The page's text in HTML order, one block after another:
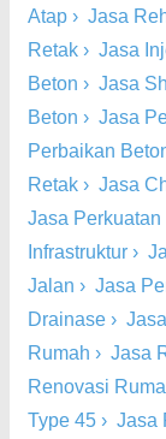
Atap › Jasa
Retak › Jasa
Beton › Jasa
Beton › Jasa
Perbaikan
Retak › Jasa
Jasa Perkuatan
Infrastruktur ›
Jalan › Jasa
Drainase ›
Rumah › Jasa
Renovasi
Type 45 › Jasa